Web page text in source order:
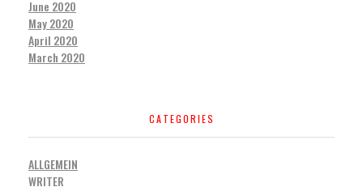
June 2020
May 2020
April 2020
March 2020
CATEGORIES
ALLGEMEIN
WRITER